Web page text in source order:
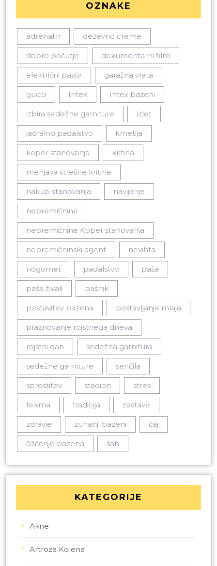
OZNAKE
adrenalin deževno creme
dobro počutje dokumentarni film
električni pastir garažna vrata
gucci Intex Intex bazeni
izbira sedežne garniture izlet
jadralno padalstvo kmetija
koper stanovanja kritina
menjava strešne kritine
nakup stanovanja navijanje
nepremičnine
nepremičnine Koper stanovanja
nepremičninski agent nevihta
nogomet padalstvo paša
paša živali pašnik
postavitev bazena postavljanje mlaja
praznovanje rojstnega dneva
rojstni dan sedežna garnitura
sedežne garniture senčila
sprostitev stadion stres
tekma tradicija zastave
zdravje zunanji bazeni čaj
čiščenje bazena šah
KATEGORIJE
Akne
Artroza Kolena